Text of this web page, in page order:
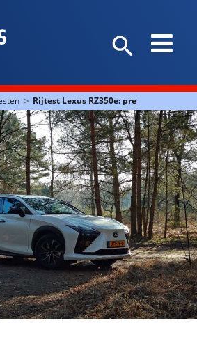
> Rijtest Lexus RZ350e: prettig van A tot Z